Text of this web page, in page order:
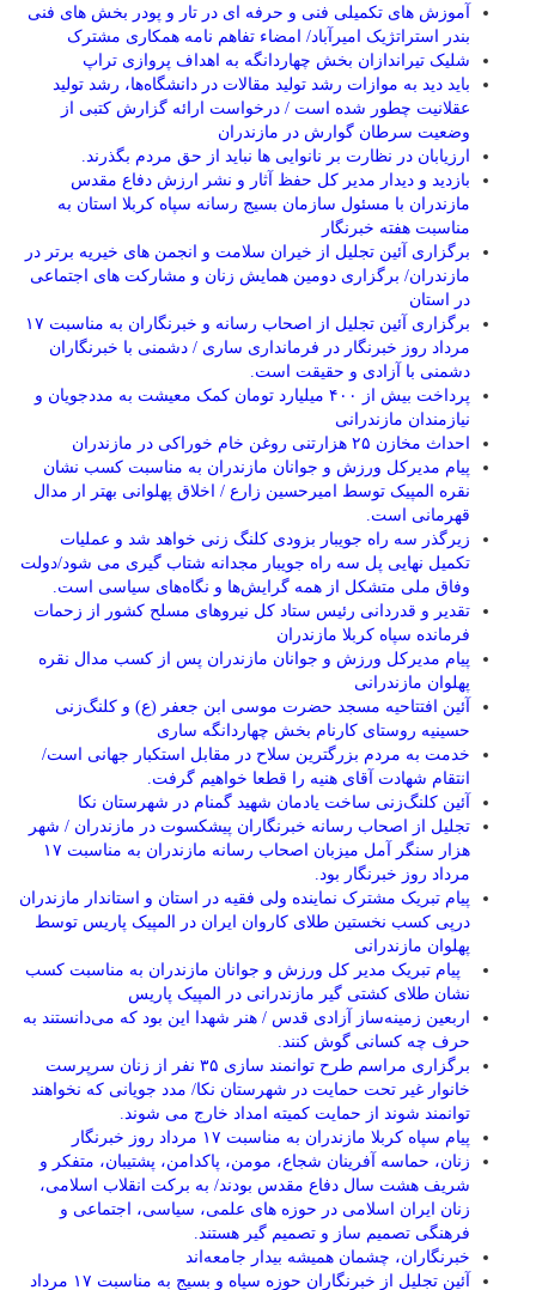
آموزش های تکمیلی فنی و حرفه ای در تار و پودر بخش های فنی
بندر استراتژیک امیرآباد/ امضاء تفاهم نامه همکاری مشترک
شلیک تیراندازان بخش چهاردانگه به اهداف پروازی تراپ
باید دید به موازات رشد تولید مقالات در دانشگاه‌ها، رشد تولید
عقلانیت چطور شده است / درخواست ارائه گزارش کتبی از
وضعیت سرطان گوارش در مازندران
ارزیابان در نظارت بر نانوایی ها نباید از حق مردم بگذرند.
بازدید و دیدار مدیر کل حفظ آثار و نشر ارزش دفاع مقدس
مازندران با مسئول سازمان بسیج رسانه سپاه کربلا استان به
مناسبت هفته خبرنگار
برگزاری آئین تجلیل از خیران سلامت و انجمن های خیریه برتر در
مازندران/ برگزاری دومین همایش زنان و مشارکت های اجتماعی
در استان
برگزاری آئین تجلیل از اصحاب رسانه و خبرنگاران به مناسبت ۱۷
مرداد روز خبرنگار در فرمانداری ساری / دشمنی با خبرنگاران
دشمنی با آزادی و حقیقت است.
پرداخت بیش از ۴۰۰ میلیارد تومان کمک معیشت به مددجویان و
نیازمندان مازندرانی
احداث مخازن ۲۵ هزارتنی روغن خام خوراکی در مازندران
پیام مدیرکل ورزش و جوانان مازندران به مناسبت کسب نشان
نقره المپیک توسط امیرحسین زارع / اخلاق پهلوانی بهتر ار مدال
قهرمانی است.
زیرگذر سه راه جویبار بزودی کلنگ زنی خواهد شد و عملیات
تکمیل نهایی پل سه راه جویبار مجدانه شتاب گیری می شود/دولت
وفاق ملی متشکل از همه گرایش‌ها و نگاه‌های سیاسی است.
تقدیر و قدردانی رئیس ستاد کل نیرو‌های مسلح کشور از زحمات
فرمانده سپاه کربلا مازندران
پیام مدیرکل ورزش و جوانان مازندران پس از کسب مدال نقره
پهلوان مازندرانی
آئین افتتاحیه مسجد حضرت موسی ابن جعفر (ع) و کلنگ‌زنی
حسینیه روستای کارنام بخش چهاردانگه ساری
خدمت به مردم بزرگترین سلاح در مقابل استکبار جهانی است/
انتقام شهادت آقای هنیه را قطعا خواهیم گرفت.
آئین کلنگ‌زنی ساخت یادمان شهید گمنام در شهرستان نکا
تجلیل از اصحاب رسانه خبرنگاران پیشکسوت در مازندران / شهر
هزار سنگر آمل میزبان اصحاب رسانه مازندران به مناسبت ۱۷
مرداد روز خبرنگار بود.
پیام تبریک مشترک نماینده ولی فقیه در استان و استاندار مازندران
درپی کسب نخستین طلای کاروان ایران در المپیک پاریس توسط
پهلوان مازندرانی
‍ ‍ پیام تبریک مدیر کل ورزش و جوانان مازندران به مناسبت کسب
نشان طلای کشتی گیر مازندرانی در المپیک پاریس
اربعین زمینه‌ساز آزادی قدس / هنر شهدا این بود که می‌دانستند به
حرف چه کسانی گوش کنند.
برگزاری مراسم طرح توانمند سازی ۳۵ نفر از زنان سرپرست
خانوار غیر تحت حمایت در شهرستان نکا/ مدد جویانی که نخواهند
توانمند شوند از حمایت کمیته امداد خارج می شوند.
پیام سپاه کربلا مازندران به مناسبت ۱۷ مرداد روز خبرنگار
زنان، حماسه آفرینان شجاع، مومن، پاکدامن، پشتیبان، متفکر و
شریف هشت سال دفاع مقدس بودند/ به برکت انقلاب اسلامی،
زنان ایران اسلامی در حوزه های علمی، سیاسی، اجتماعی و
فرهنگی تصمیم ساز و تصمیم گیر هستند.
خبرنگاران، چشمان همیشه بیدار جامعه‌اند
آئین تجلیل از خبرنگاران حوزه سپاه و بسیج به مناسبت ۱۷ مرداد